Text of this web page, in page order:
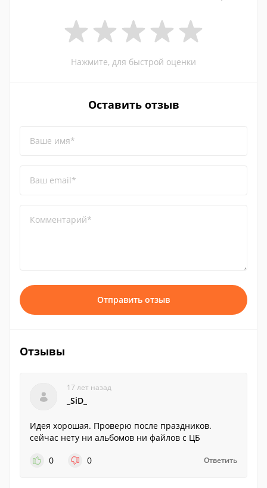
Нажмите, для быстрой оценки
Оставить отзыв
Ваше имя*
Ваш email*
Комментарий*
Отправить отзыв
Отзывы
17 лет назад
_SiD_
Идея хорошая. Проверю после праздников.
сейчас нету ни альбомов ни файлов с ЦБ
0
0 Ответить